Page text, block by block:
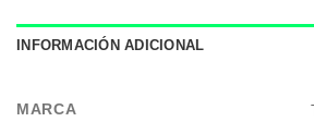
INFORMACIÓN ADICIONAL
MARCA